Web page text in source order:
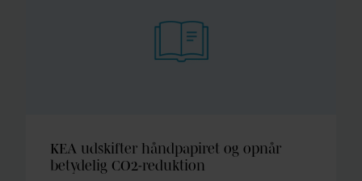
KEA udskifter håndpapiret og opnår
betydelig CO2-reduktion